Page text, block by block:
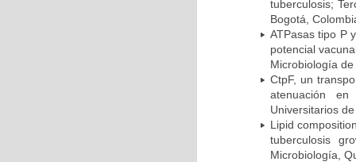
tuberculosis;
Bogotá,
ATPasas tipo P
potencial
Microbiología
CtpF, un
atenuación
Universitarios
Lipid
tuberculosis
Microbiología,